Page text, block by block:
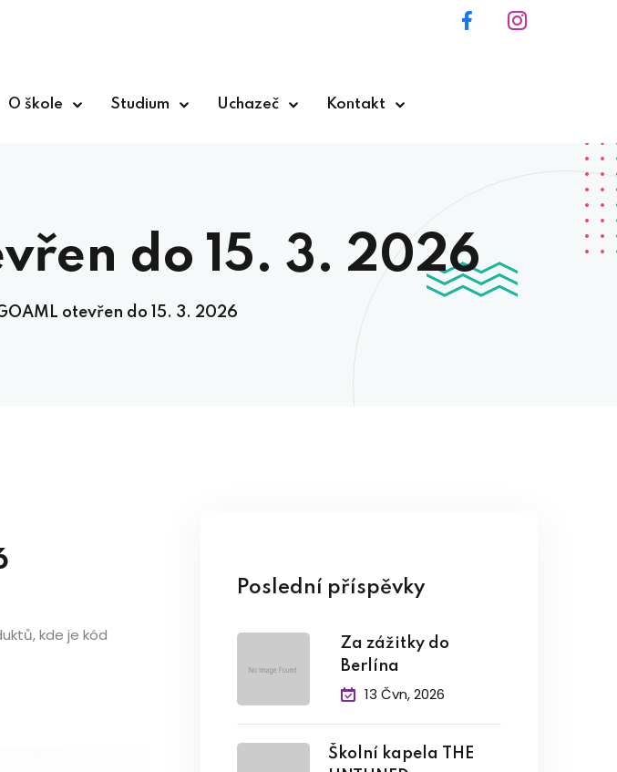
O škole Studium Uchazeč Kontakt
do 15. 3. 2026
otevřen do 15. 3. 2026
kde je kód
Poslední příspěvky
Za zážitky do
Berlína
13 Čvn, 2026
Školní kapela THE